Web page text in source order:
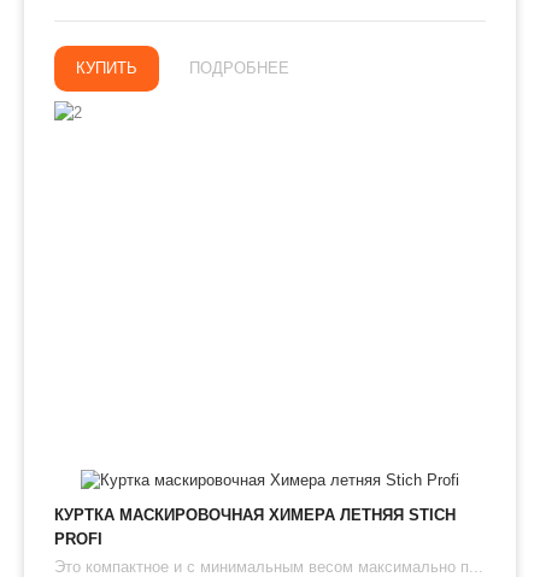
КУПИТЬ ПОДРОБНЕЕ
КУРТКА МАСКИРОВОЧНАЯ ХИМЕРА ЛЕТНЯЯ STICH
PROFI
Это компактное и с минимальным весом максимально п...